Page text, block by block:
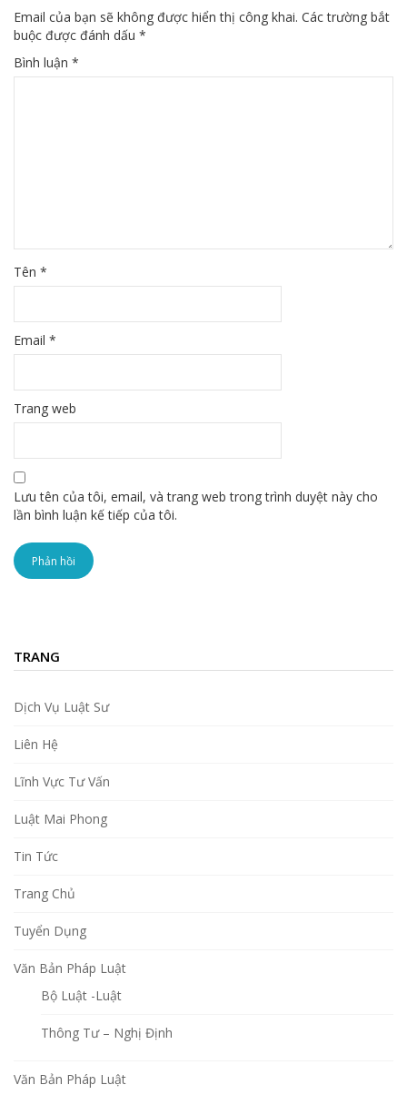
Email của bạn sẽ không được hiển thị công khai. Các trường bắt
buộc được đánh dấu *
Bình luận *
Tên *
Email *
Trang web
Lưu tên của tôi, email, và trang web trong trình duyệt này cho
lần bình luận kế tiếp của tôi.
TRANG
Dịch Vụ Luật Sư
Liên Hệ
Lĩnh Vực Tư Vấn
Luật Mai Phong
Tin Tức
Trang Chủ
Tuyển Dụng
Văn Bản Pháp Luật
Bộ Luật -Luật
Thông Tư – Nghị Định
Văn Bản Pháp Luật